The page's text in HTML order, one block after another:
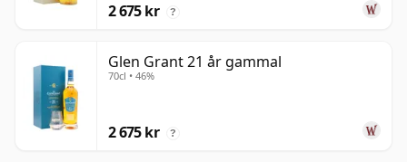
2 675 kr ?
Glen Grant 21 år gammal
70cl • 46%
2 675 kr ?